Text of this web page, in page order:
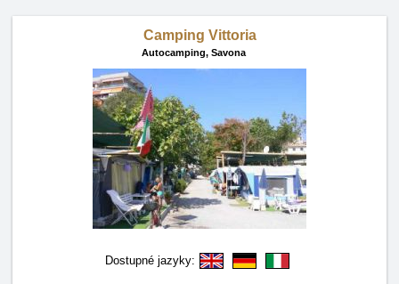
Camping Vittoria
Autocamping, Savona
Dostupné jazyky: